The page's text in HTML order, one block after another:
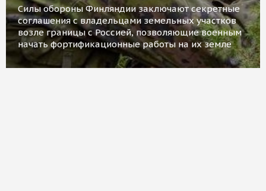
Силы обороны Финляндии заключают секретные
соглашения с владельцами земельных участков
возле границы с Россией, позволяющие военным
начать фортификационные работы на их земле